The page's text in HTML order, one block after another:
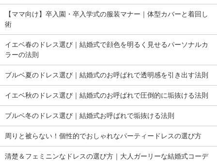
【ママ向け】卒入園・卒入学式の服装マナー｜体型カバーと着回し
術
イエベ春のドレス選び｜結婚式で顔色を明るく見せるパーソナルカ
ラーの法則
ブルベ夏のドレス選び｜結婚式のお呼ばれで透明感を引き出す法則
イエベ秋のドレス選び｜結婚式のお呼ばれで圧倒的に垢抜ける法則
ブルベ冬のドレス選び｜結婚式お呼ばれで垢抜ける法則
周りと被らない！個性的でおしゃれなパーティードレスの選び方
清楚＆フェミニンなドレスの選び方｜大人ガーリーな結婚式コーデ